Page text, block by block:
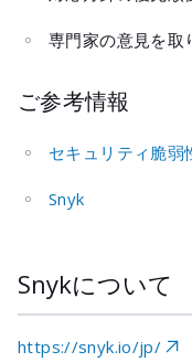
専門家の意見を取
ご参考情報
セキュリティ脆弱
Snyk
Snykについて
https://snyk.io/jp/